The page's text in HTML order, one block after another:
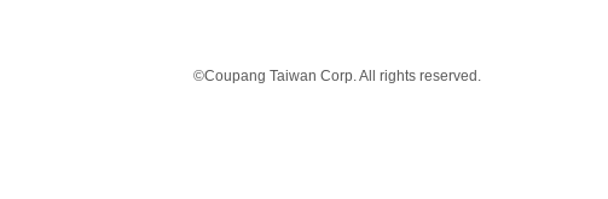
©Coupang Taiwan Corp. All rights reserved.